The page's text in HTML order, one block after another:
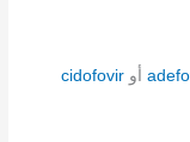
cidofovir